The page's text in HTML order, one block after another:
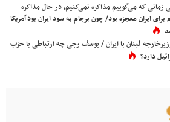
زمانی که می‌گوییم مذاکره نمی‌کنیم، در حال مذاکره
ایران معجزه بود/ چون برجام به سود ایران بود آمریکا
لبنان با ایران / یوسف رجی چه ارتباطی با حزب
دارد؟